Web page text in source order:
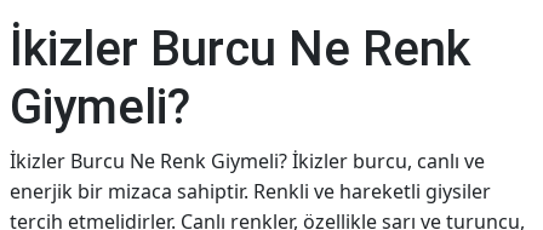
İkizler Burcu Ne Renk
Giymeli?
İkizler Burcu Ne Renk Giymeli? İkizler burcu, canlı ve
enerjik bir mizaca sahiptir. Renkli ve hareketli giysiler
tercih etmelidirler. Canlı renkler, özellikle sarı ve turuncu,